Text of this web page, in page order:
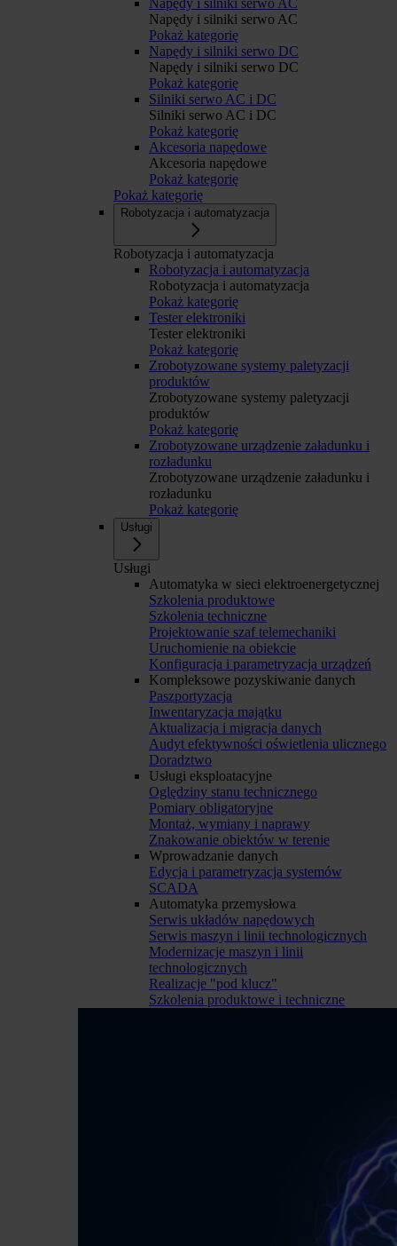
Napędy i silniki serwo AC
Napędy i silniki serwo AC
Pokaż kategorię
Napędy i silniki serwo DC
Napędy i silniki serwo DC
Pokaż kategorię
Silniki serwo AC i DC
Silniki serwo AC i DC
Pokaż kategorię
Akcesoria napędowe
Akcesoria napędowe
Pokaż kategorię
Pokaż kategorię
Robotyzacja i automatyzacja
Robotyzacja i automatyzacja
Robotyzacja i automatyzacja
Robotyzacja i automatyzacja
Pokaż kategorię
Tester elektroniki
Tester elektroniki
Pokaż kategorię
Zrobotyzowane systemy paletyzacji
produktów
Zrobotyzowane systemy paletyzacji
produktów
Pokaż kategorię
Zrobotyzowane urządzenie załadunku i
rozładunku
Zrobotyzowane urządzenie załadunku i
rozładunku
Pokaż kategorię
Usługi
Usługi
Automatyka w sieci elektroenergetycznej
Szkolenia produktowe
Szkolenia techniczne
Projektowanie szaf telemechaniki
Uruchomienie na obiekcie
Konfiguracja i parametryzacja urządzeń
Kompleksowe pozyskiwanie danych
Paszportyzacja
Inwentaryzacja majątku
Aktualizacja i migracja danych
Audyt efektywności oświetlenia ulicznego
Doradztwo
Usługi eksploatacyjne
Oględziny stanu technicznego
Pomiary obligatoryjne
Montaż, wymiany i naprawy
Znakowanie obiektów w terenie
Wprowadzanie danych
Edycja i parametryzacja systemów
SCADA
Automatyka przemysłowa
Serwis układów napędowych
Serwis maszyn i linii technologicznych
Modernizacje maszyn i linii
technologicznych
Realizacje "pod klucz"
Szkolenia produktowe i techniczne